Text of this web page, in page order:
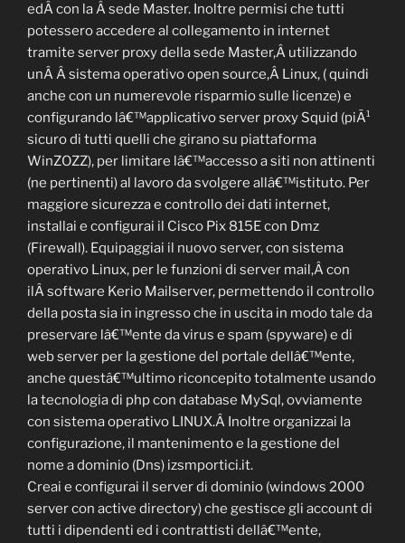
edÂ con la Â sede Master. Inoltre permisi che tutti
potessero accedere al collegamento in internet
tramite server proxy della sede Master,Â utilizzando
unÂ Â sistema operativo open source,Â Linux, ( quindi
anche con un numerevole risparmio sulle licenze) e
configurando lâ€™applicativo server proxy Squid (piÃ¹
sicuro di tutti quelli che girano su piattaforma
WinZOZZ), per limitare lâ€™accesso a siti non attinenti
(ne pertinenti) al lavoro da svolgere allâ€™istituto. Per
maggiore sicurezza e controllo dei dati internet,
installai e configurai il Cisco Pix 815E con Dmz
(Firewall). Equipaggiai il nuovo server, con sistema
operativo Linux, per le funzioni di server mail,Â con
ilÂ software Kerio Mailserver, permettendo il controllo
della posta sia in ingresso che in uscita in modo tale da
preservare lâ€™ente da virus e spam (spyware) e di
web server per la gestione del portale dellâ€™ente,
anche questâ€™ultimo riconcepito totalmente usando
la tecnologia di php con database MySql, ovviamente
con sistema operativo LINUX.Â Inoltre organizzai la
configurazione, il mantenimento e la gestione del
nome a dominio (Dns) izsmportici.it.
Creai e configurai il server di dominio (windows 2000
server con active directory) che gestisce gli account di
tutti i dipendenti ed i contrattisti dellâ€™ente,